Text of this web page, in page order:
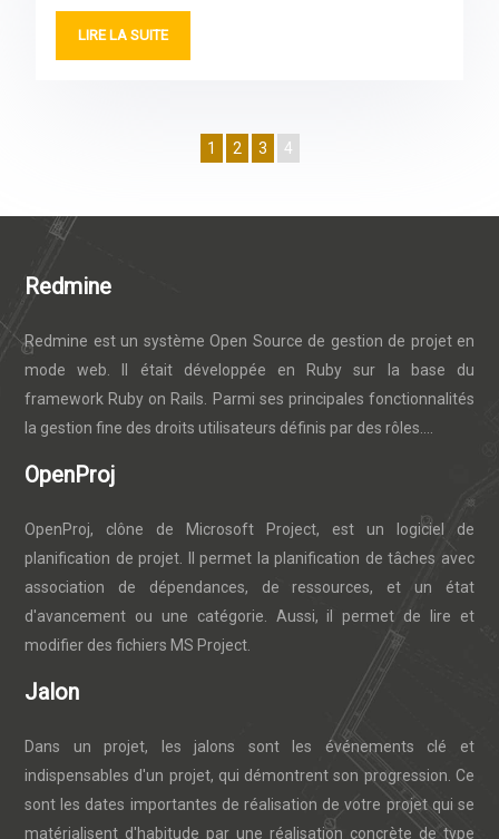
LIRE LA SUITE
1 2 3 4
Redmine
Redmine est un système Open Source de gestion de projet en
mode web. Il était développée en Ruby sur la base du
framework Ruby on Rails. Parmi ses principales fonctionnalités
la gestion fine des droits utilisateurs définis par des rôles....
OpenProj
OpenProj, clône de Microsoft Project, est un logiciel de
planification de projet. Il permet la planification de tâches avec
association de dépendances, de ressources, et un état
d'avancement ou une catégorie. Aussi, il permet de lire et
modifier des fichiers MS Project.
Jalon
Dans un projet, les jalons sont les événements clé et
indispensables d'un projet, qui démontrent son progression. Ce
sont les dates importantes de réalisation de votre projet qui se
matérialisent d'habitude par une réalisation concrète de type